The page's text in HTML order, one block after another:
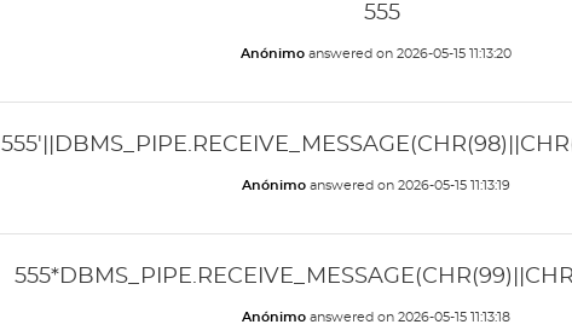
555
Anónimo answered on 2026-05-15 11:13:20
Anónimo answered on 2026-05-15 11:13:19
Anónimo answered on 2026-05-15 11:13:18